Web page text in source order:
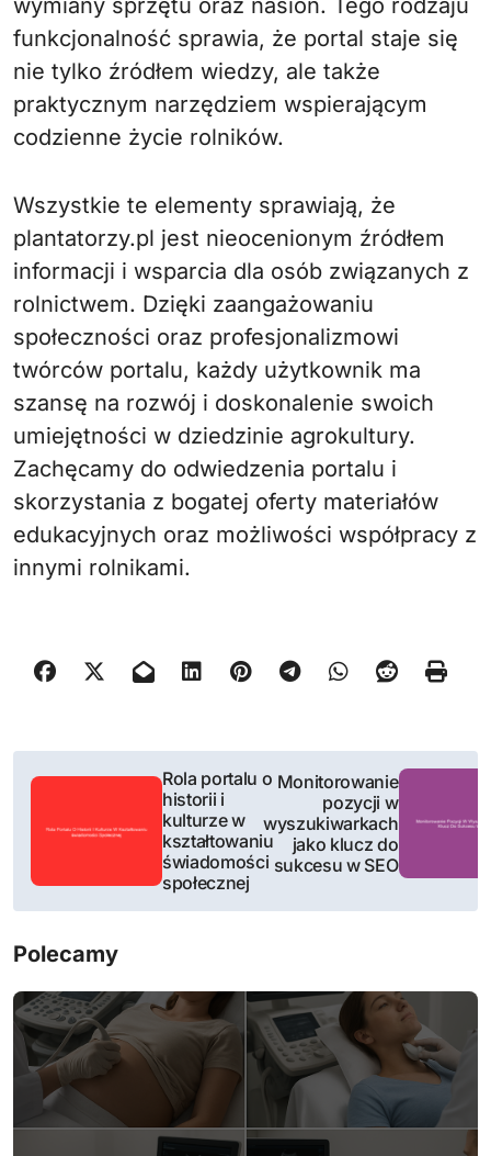
wymiany sprzętu oraz nasion. Tego rodzaju
funkcjonalność sprawia, że portal staje się
nie tylko źródłem wiedzy, ale także
praktycznym narzędziem wspierającym
codzienne życie rolników.
Wszystkie te elementy sprawiają, że
plantatorzy.pl jest nieocenionym źródłem
informacji i wsparcia dla osób związanych z
rolnictwem. Dzięki zaangażowaniu
społeczności oraz profesjonalizmowi
twórców portalu, każdy użytkownik ma
szansę na rozwój i doskonalenie swoich
umiejętności w dziedzinie agrokultury.
Zachęcamy do odwiedzenia portalu i
skorzystania z bogatej oferty materiałów
edukacyjnych oraz możliwości współpracy z
innymi rolnikami.
N
i
g
a
c
a
Rola portalu o
historii i
kulturze w
kształtowaniu
świadomości
społecznej
Monitorowanie
pozycji w
wyszukiwarkach
jako klucz do
sukcesu w SEO
Polecamy